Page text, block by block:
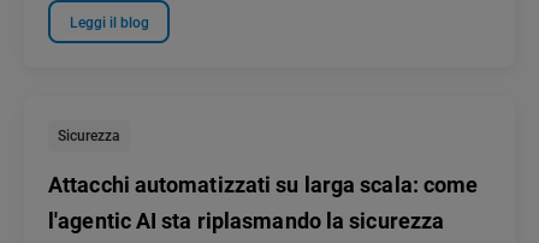
Leggi il blog
Sicurezza
Attacchi automatizzati su larga scala: come
l'agentic AI sta riplasmando la sicurezza